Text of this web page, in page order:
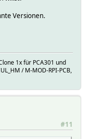
Versionen.
1x für PCA301 und
/ M-MOD-RPI-PCB,
#11